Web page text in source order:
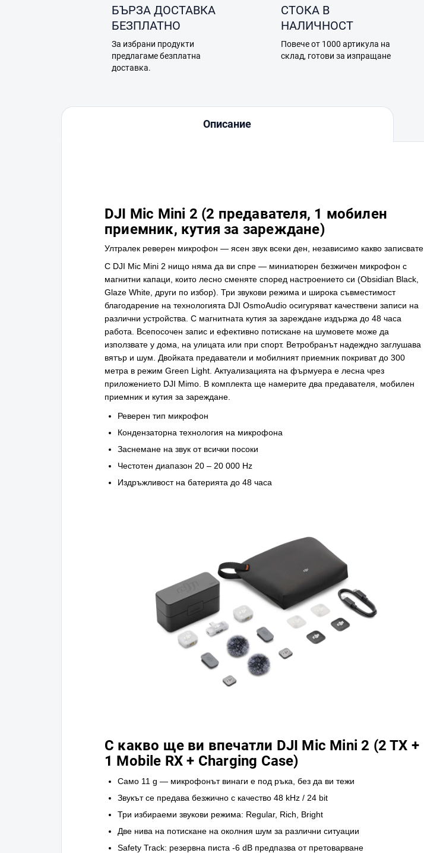
БЪРЗА ДОСТАВКА
БЕЗПЛАТНО
За избрани продукти
предлагаме безплатна
доставка.
СТОКА В
НАЛИЧНОСТ
Повече от 1000 артикула на
склад, готови за изпращане
Описание
DJI Mic Mini 2 (2 предавателя, 1 мобилен
приемник, кутия за зареждане)
Ултралек реверен микрофон — ясен звук всеки ден, независимо какво записвате
С DJI Mic Mini 2 нищо няма да ви спре — миниатюрен безжичен микрофон с
магнитни капаци, които лесно сменяте според настроението си (Obsidian Black,
Glaze White, други по избор). Три звукови режима и широка съвместимост
благодарение на технологията DJI OsmoAudio осигуряват качествени записи на
различни устройства. С магнитната кутия за зареждане издържа до 48 часа
работа. Всепосочен запис и ефективно потискане на шумовете може да
използвате у дома, на улицата или при спорт. Ветробранът надеждно заглушава
вятър и шум. Двойката предаватели и мобилният приемник покриват до 300
метра в режим Green Light. Актуализацията на фърмуера е лесна чрез
приложението DJI Mimo. В комплекта ще намерите два предавателя, мобилен
приемник и кутия за зареждане.
Реверен тип микрофон
Кондензаторна технология на микрофона
Заснемане на звук от всички посоки
Честотен диапазон 20 – 20 000 Hz
Издръжливост на батерията до 48 часа
С какво ще ви впечатли DJI Mic Mini 2 (2 TX +
1 Mobile RX + Charging Case)
Само 11 g — микрофонът винаги е под ръка, без да ви тежи
Звукът се предава безжично с качество 48 kHz / 24 bit
Три избираеми звукови режима: Regular, Rich, Bright
Две нива на потискане на околния шум за различни ситуации
Safety Track: резервна писта -6 dB предпазва от претоварване